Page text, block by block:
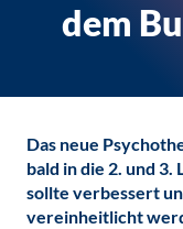
dem
Das neue
bald in die 2. und
sollte verbessert
vereinheitlicht